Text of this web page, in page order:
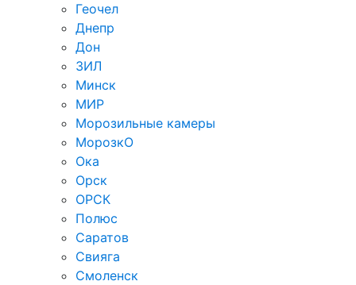
Геочел
Днепр
Дон
ЗИЛ
Минск
МИР
Морозильные камеры
МорозкО
Ока
Орск
ОРСК
Полюс
Саратов
Свияга
Смоленск